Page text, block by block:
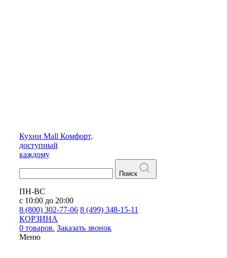
Кухни Mall Комфорт,
доступный
каждому
Поиск
ПН-ВС
с 10:00 до 20:00
8 (800) 302-77-06 8 (499) 348-15-11
КОРЗИНА
0 товаров. Заказать звонок
Меню